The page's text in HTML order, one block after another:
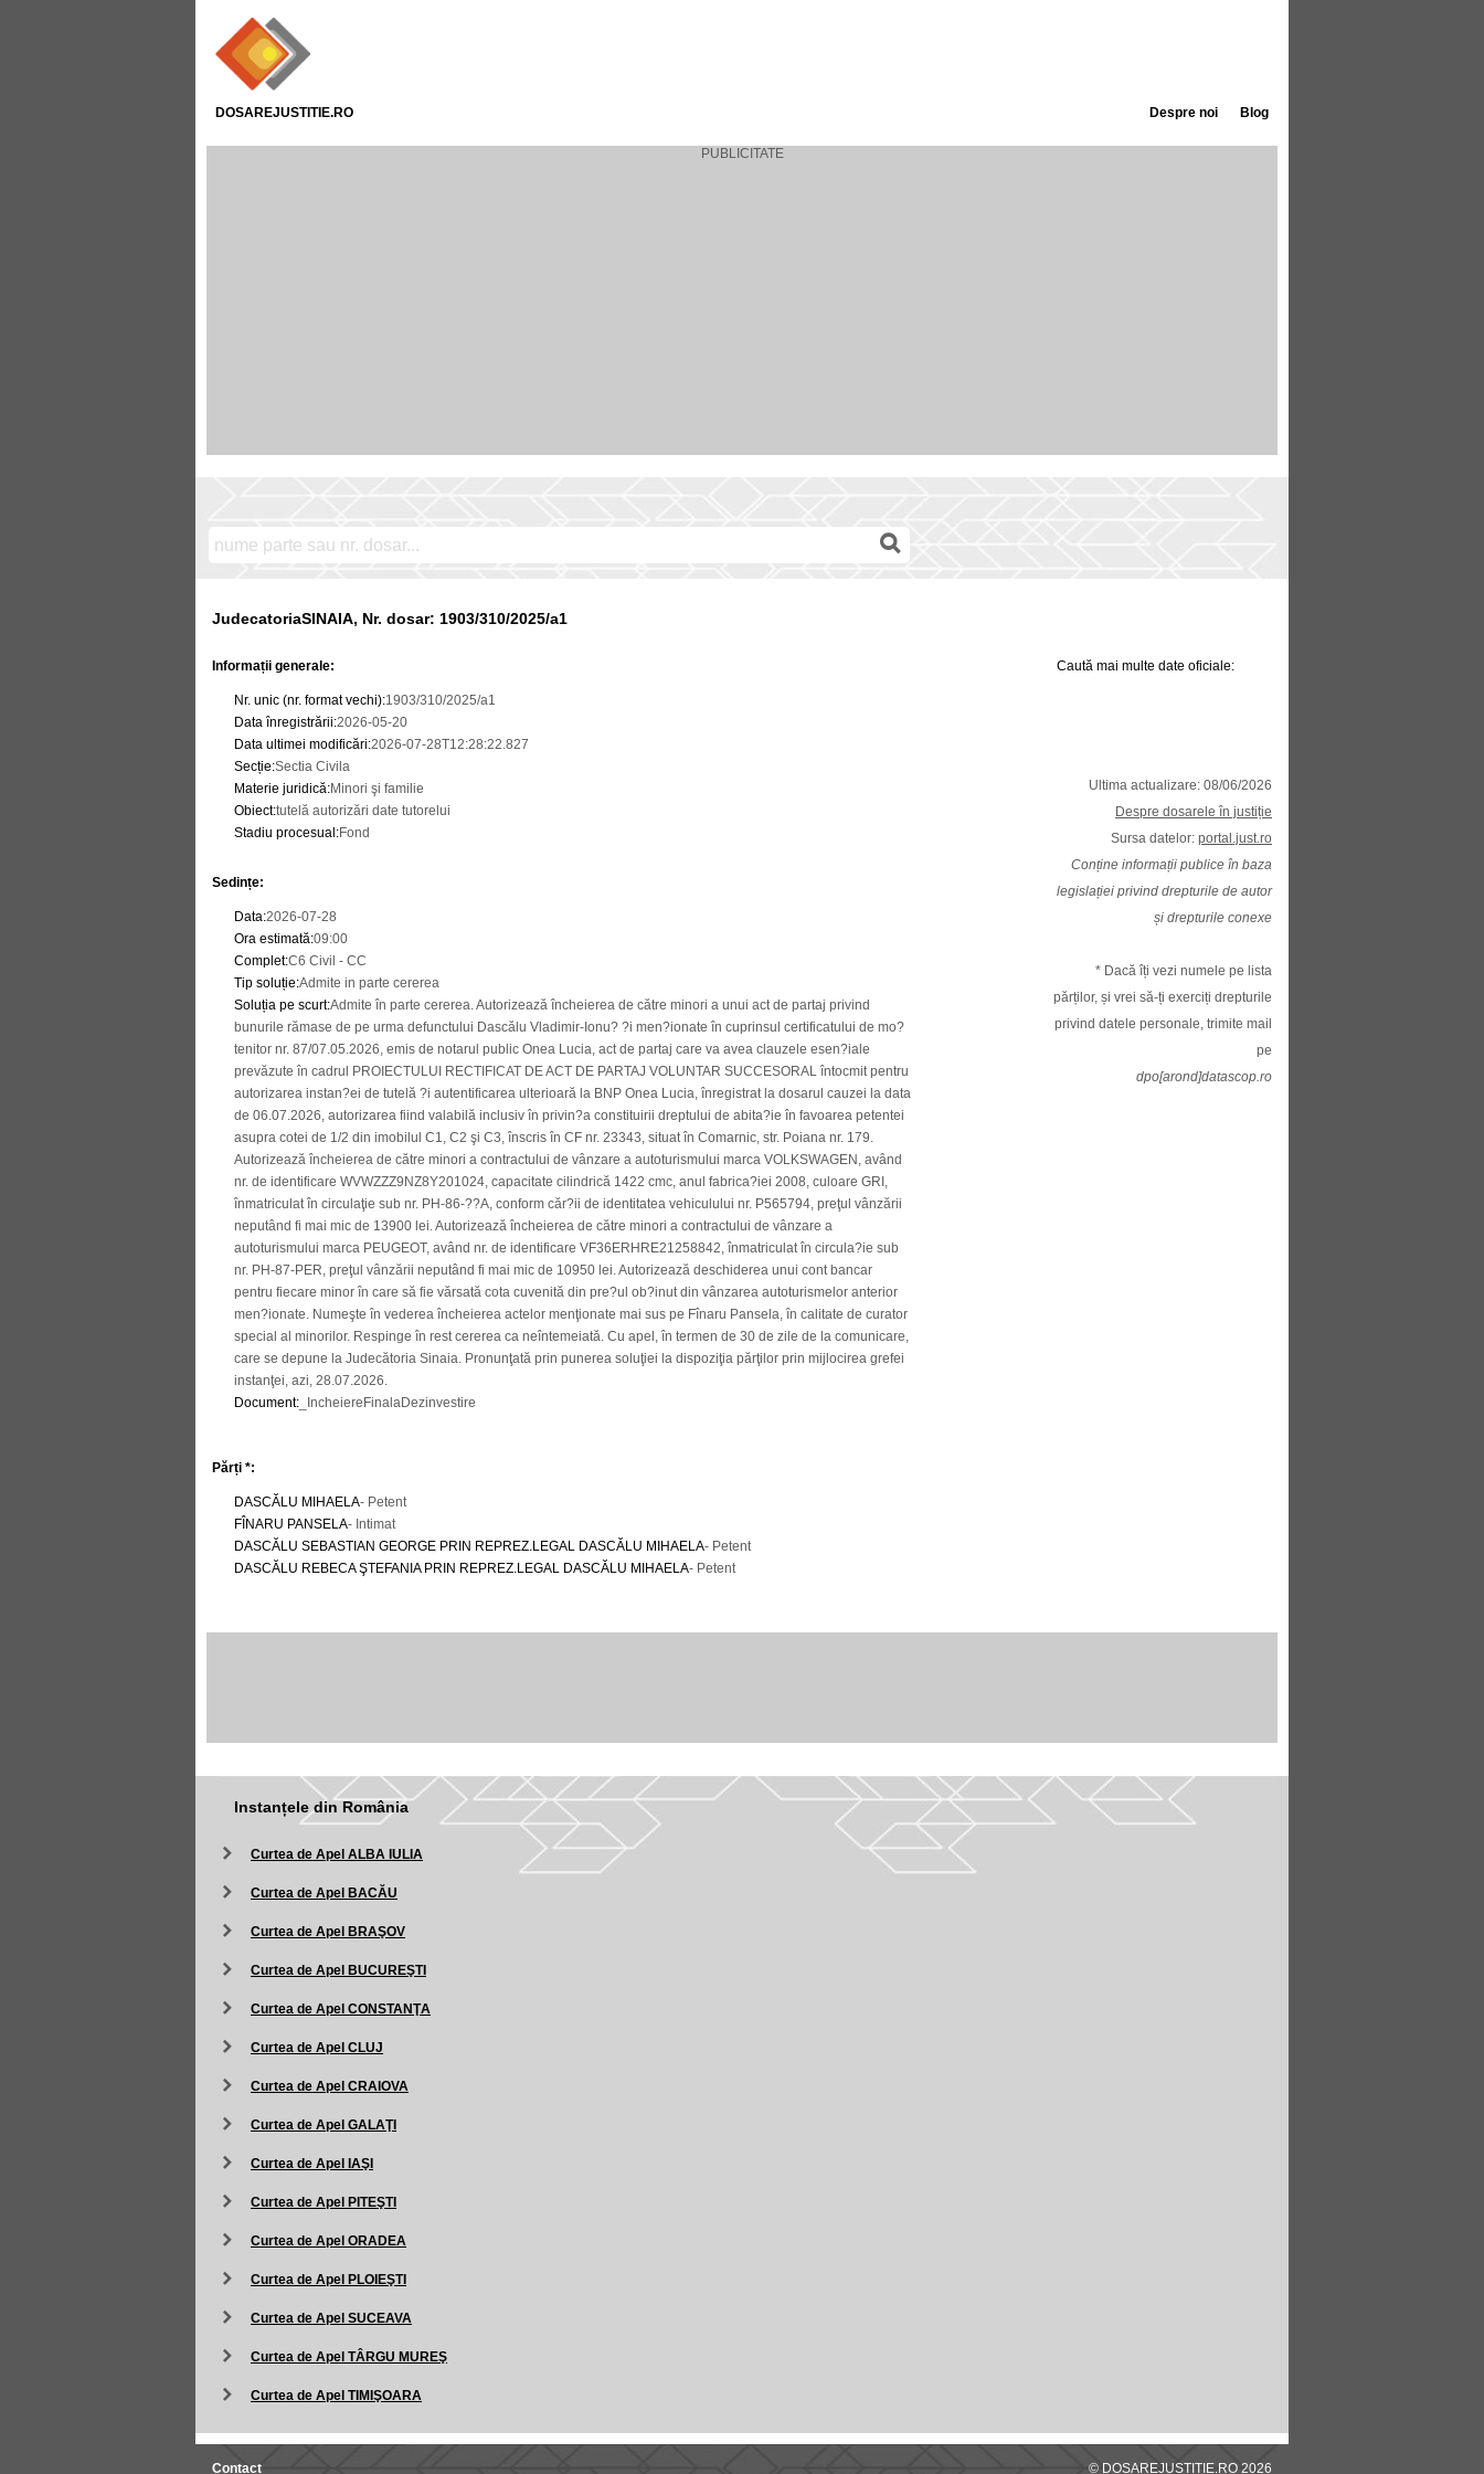
DOSAREJUSTITIE.RO Blog
Despre noi
JudecatoriaSINAIA, Nr. dosar: 1903/310/2025/a1
Informații generale:
Nr. unic (nr. format vechi):1903/310/2025/a1
Data înregistrării:2026-05-20
Data ultimei modificări:2026-07-28T12:28:22.827
Secție:Sectia Civila
Materie juridică:Minori şi familie
Obiect:tutelă autorizări date tutorelui
Stadiu procesual :Fond
Sedințe:
Data:2026-07-28
Ora estimată:09:00
Complet:C6 Civil - CC
Tip soluție:Admite in parte cererea
Soluția pe scurt:Admite în parte cererea. Autorizează încheierea de către minori a unui act de partaj privind
bunurile rămase de pe urma defunctului Dascălu Vladimir-Ionu? ?i men?ionate în cuprinsul certificatului de mo?
tenitor nr. 87/07.05.2026, emis de notarul public Onea Lucia, act de partaj care va avea clauzele esen?iale
prevăzute în cadrul PROIECTULUI RECTIFICAT DE ACT DE PARTAJ VOLUNTAR SUCCESORAL întocmit pentru
autorizarea instan?ei de tutelă ?i autentificarea ulterioară la BNP Onea Lucia, înregistrat la dosarul cauzei la data
de 06.07.2026, autorizarea fiind valabilă inclusiv în privin?a constituirii dreptului de abita?ie în favoarea petentei
asupra cotei de 1/2 din imobilul C1, C2 şi C3, înscris în CF nr. 23343, situat în Comarnic, str. Poiana nr. 179.
Autorizează încheierea de către minori a contractului de vânzare a autoturismului marca VOLKSWAGEN, având
nr. de identificare WVWZZZ9NZ8Y201024, capacitate cilindrică 1422 cmc, anul fabrica?iei 2008, culoare GRI,
înmatriculat în circulaţie sub nr. PH-86-??A, conform căr?ii de identitatea vehiculului nr. P565794, preţul vânzării
neputând fi mai mic de 13900 lei. Autorizează încheierea de către minori a contractului de vânzare a
autoturismului marca PEUGEOT, având nr. de identificare VF36ERHRE21258842, înmatriculat în circula?ie sub
nr. PH-87-PER, preţul vânzării neputând fi mai mic de 10950 lei. Autorizează deschiderea unui cont bancar
pentru fiecare minor în care să fie vărsată cota cuvenită din pre?ul ob?inut din vânzarea autoturismelor anterior
men?ionate. Numeşte în vederea încheierea actelor menţionate mai sus pe Fînaru Pansela, în calitate de curator
special al minorilor. Respinge în rest cererea ca neîntemeiată. Cu apel, în termen de 30 de zile de la comunicare,
care se depune la Judecătoria Sinaia. Pronunţată prin punerea soluţiei la dispoziţia părţilor prin mijlocirea grefei
instanţei, azi, 28.07.2026.
Document: _IncheiereFinalaDezinvestire
Părți *:
DASCĂLU MIHAELA- Petent
FÎNARU PANSELA- Intimat
DASCĂLU SEBASTIAN GEORGE PRIN REPREZ.LEGAL DASCĂLU MIHAELA- Petent
DASCĂLU REBECA ŞTEFANIA PRIN REPREZ.LEGAL DASCĂLU MIHAELA- Petent
Caută mai multe date oficiale:
Ultima actualizare: 08/06/2026
Despre dosarele în justiție
Sursa datelor: portal.just.ro
Conține informații publice în baza
legislației privind drepturile de autor
și drepturile conexe
* Dacă îți vezi numele pe lista
părților, și vrei să-ți exerciți drepturile
privind datele personale, trimite mail
pe
dpo[arond]datascop.ro
Instanțele din România
Curtea de Apel ALBA IULIA
Curtea de Apel BACĂU
Curtea de Apel BRAŞOV
Curtea de Apel BUCUREŞTI
Curtea de Apel CONSTANŢA
Curtea de Apel CLUJ
Curtea de Apel CRAIOVA
Curtea de Apel GALAŢI
Curtea de Apel IAŞI
Curtea de Apel PITEŞTI
Curtea de Apel ORADEA
Curtea de Apel PLOIEŞTI
Curtea de Apel SUCEAVA
Curtea de Apel TÂRGU MUREŞ
Curtea de Apel TIMIŞOARA
Contact © DOSAREJUSTITIE.RO 2026